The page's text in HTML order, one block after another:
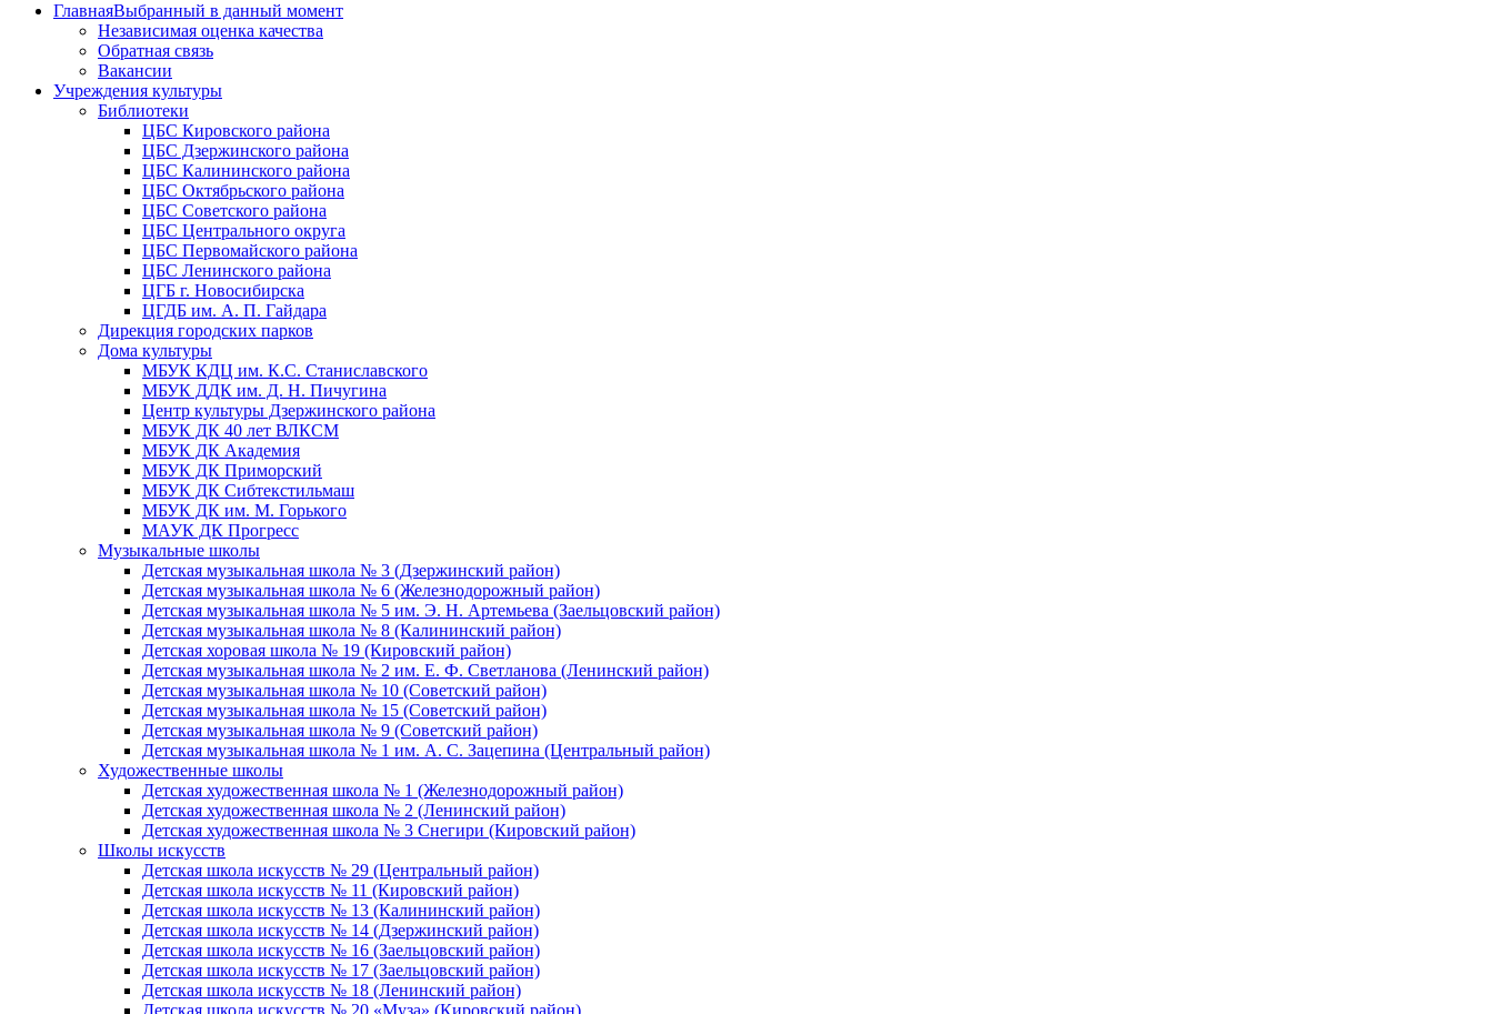
ГлавнаяВыбранный в данный момент
Независимая оценка качества
Обратная связь
Вакансии
Учреждения культуры
Библиотеки
ЦБС Кировского района
ЦБС Дзержинского района
ЦБС Калининского района
ЦБС Октябрьского района
ЦБС Советского района
ЦБС Центрального округа
ЦБС Первомайского района
ЦБС Ленинского района
ЦГБ г. Новосибирска
ЦГДБ им. А. П. Гайдара
Дирекция городских парков
Дома культуры
МБУК КДЦ им. К.С. Станиславского
МБУК ДДК им. Д. Н. Пичугина
Центр культуры Дзержинского района
МБУК ДК 40 лет ВЛКСМ
МБУК ДК Академия
МБУК ДК Приморский
МБУК ДК Сибтекстильмаш
МБУК ДК им. М. Горького
МАУК ДК Прогресс
Музыкальные школы
Детская музыкальная школа № 3 (Дзержинский район)
Детская музыкальная школа № 6 (Железнодорожный район)
Детская музыкальная школа № 5 им. Э. Н. Артемьева (Заельцовский район)
Детская музыкальная школа № 8 (Калининский район)
Детская хоровая школа № 19 (Кировский район)
Детская музыкальная школа № 2 им. Е. Ф. Светланова (Ленинский район)
Детская музыкальная школа № 10 (Советский район)
Детская музыкальная школа № 15 (Советский район)
Детская музыкальная школа № 9 (Советский район)
Детская музыкальная школа № 1 им. А. С. Зацепина (Центральный район)
Художественные школы
Детская художественная школа № 1 (Железнодорожный район)
Детская художественная школа № 2 (Ленинский район)
Детская художественная школа № 3 Снегири (Кировский район)
Школы искусств
Детская школа искусств № 29 (Центральный район)
Детская школа искусств № 11 (Кировский район)
Детская школа искусств № 13 (Калининский район)
Детская школа искусств № 14 (Дзержинский район)
Детская школа искусств № 16 (Заельцовский район)
Детская школа искусств № 17 (Заельцовский район)
Детская школа искусств № 18 (Ленинский район)
Детская школа искусств № 20 «Муза» (Кировский район)